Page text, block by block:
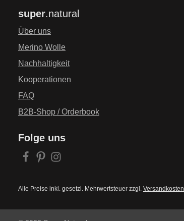
Folge uns
Alle Preise inkl. gesetzl. Mehrwertsteuer zzgl. Versandkosten
super.natural
Über uns
Merino Wolle
Nachhaltigkeit
Kooperationen
FAQ
B2B-Shop / Orderbook